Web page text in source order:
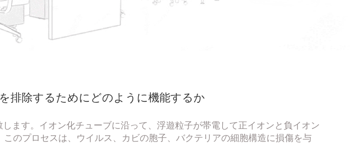
排除するためにどのように機能するか
ます。イオン化チューブに沿って、浮遊粒子が帯電して正イオンと負イオン
のプロセスは、ウイルス、カビの胞子、バクテリアの細胞構造に損傷を与